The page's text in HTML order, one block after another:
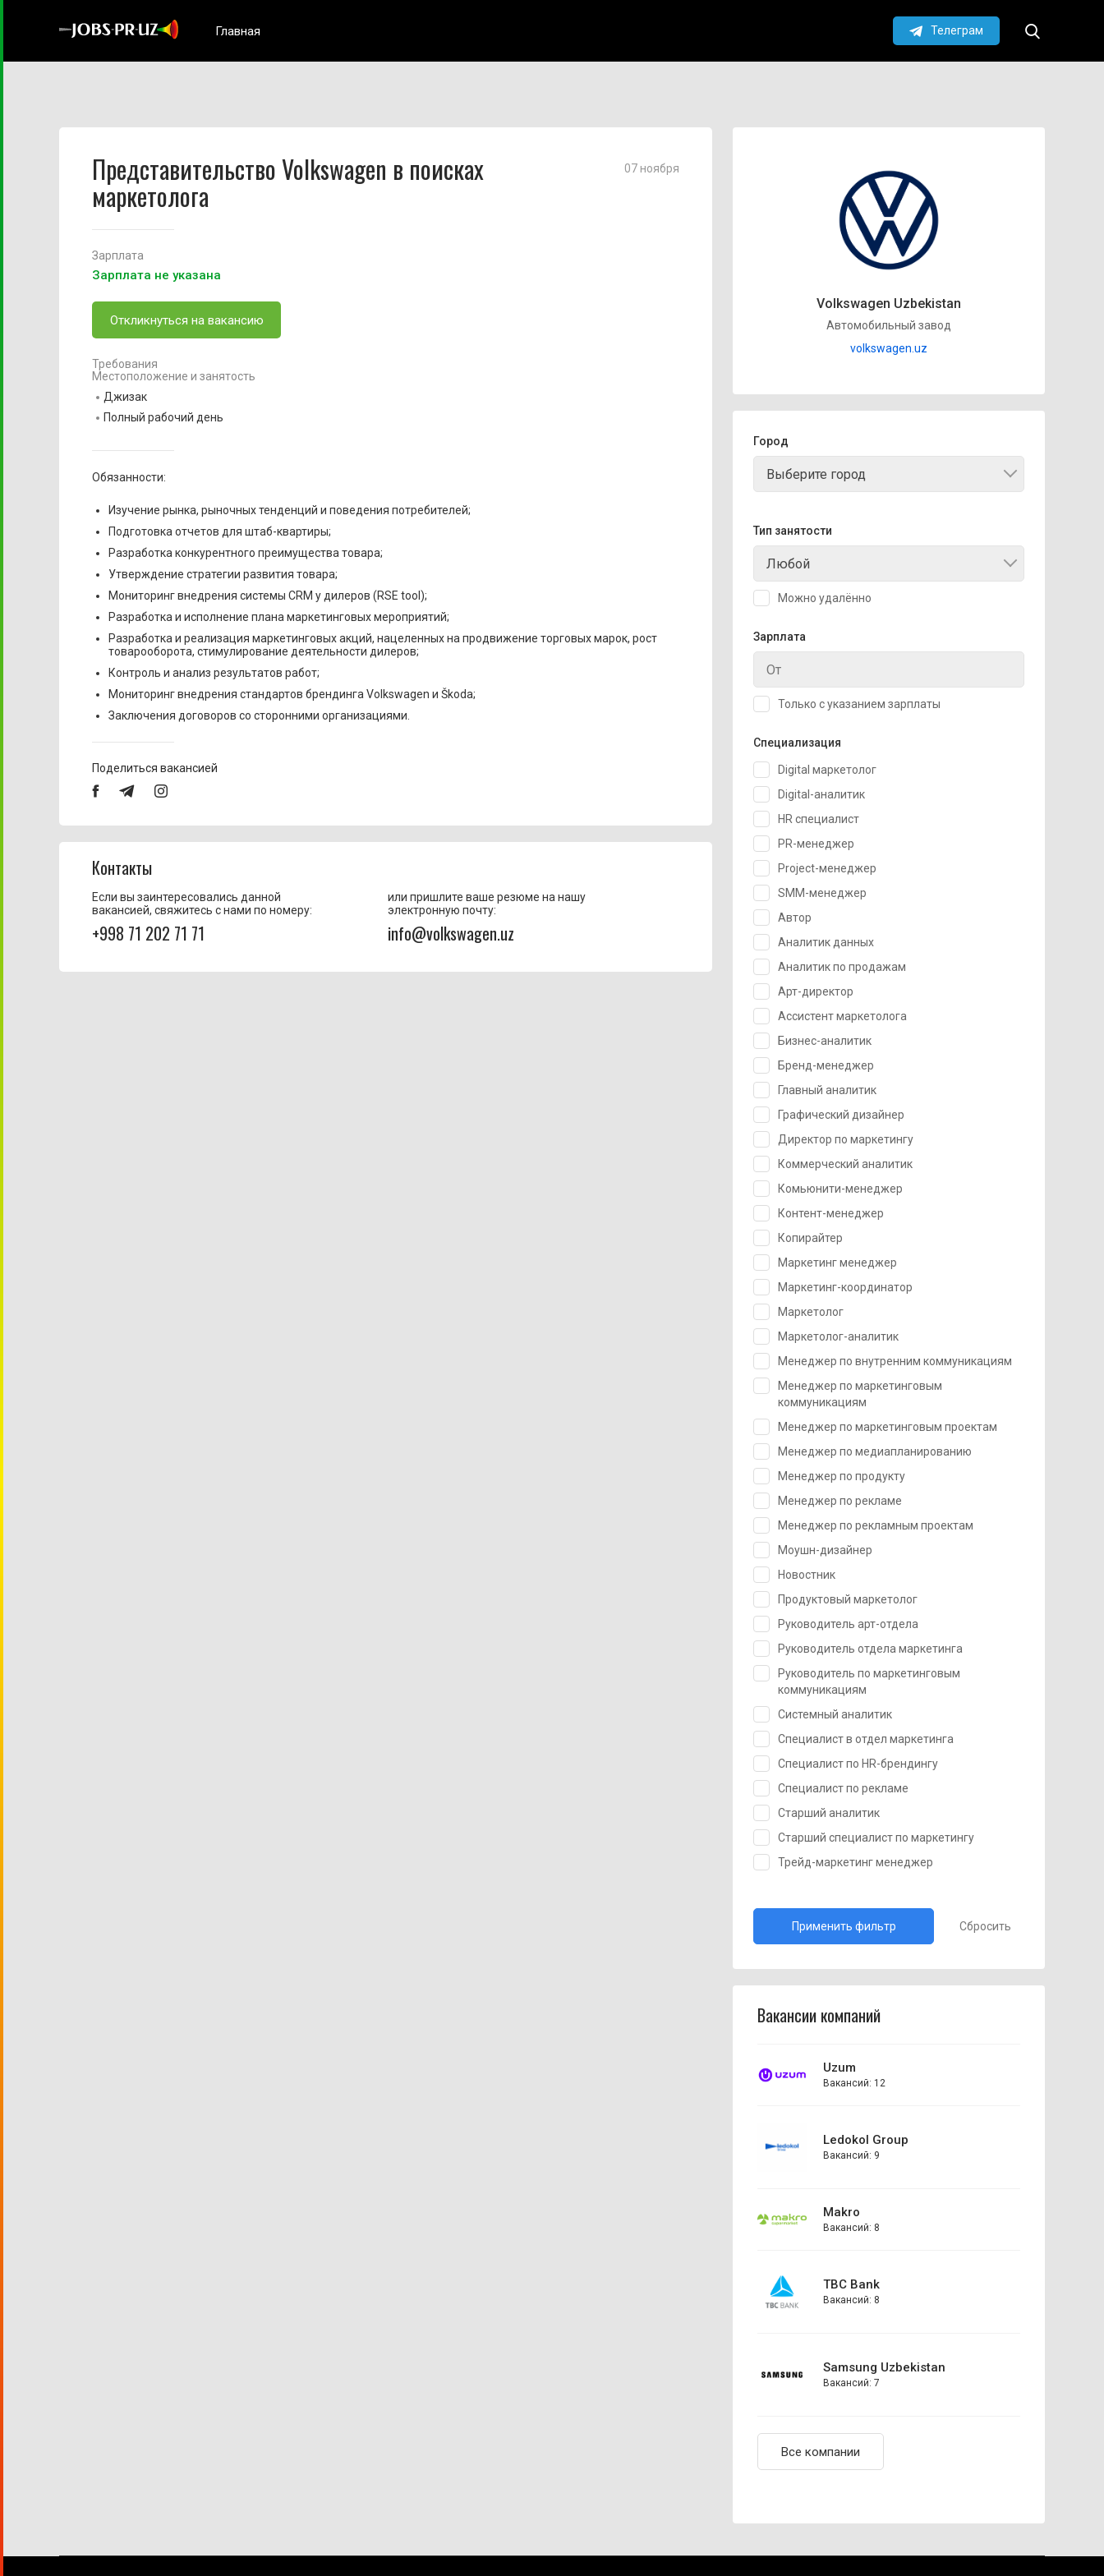
Главная Телеграм
Представительство Volkswagen в поисках
маркетолога
07 ноября
Зарплата
Зарплата не указана
Откликнуться на вакансию
Требования
Местоположение и занятость
Джизак
Полный рабочий день
Обязанности:
Изучение рынка, рыночных тенденций и поведения потребителей;
Подготовка отчетов для штаб-квартиры;
Разработка конкурентного преимущества товара;
Утверждение стратегии развития товара;
Мониторинг внедрения системы CRM у дилеров (RSE tool);
Разработка и исполнение плана маркетинговых мероприятий;
Разработка и реализация маркетинговых акций, нацеленных на продвижение торговых марок, рост
товарооборота, стимулирование деятельности дилеров;
Контроль и анализ результатов работ;
Мониторинг внедрения стандартов брендинга Volkswagen и Škoda;
Заключения договоров со сторонними организациями.
Поделиться вакансией
Контакты
Если вы заинтересовались данной
вакансией, свяжитесь с нами по номеру:
+998 71 202 71 71
или пришлите ваше резюме на нашу
электронную почту:
info@volkswagen.uz
Volkswagen Uzbekistan
Автомобильный завод
volkswagen.uz
Город
Выберите город
Тип занятости
Любой
Можно удалённо
Зарплата
Только с указанием зарплаты
Специализация
Digital маркетолог
Digital-аналитик
HR специалист
PR-менеджер
Project-менеджер
SMM-менеджер
Автор
Аналитик данных
Аналитик по продажам
Арт-директор
Ассистент маркетолога
Бизнес-аналитик
Бренд-менеджер
Главный аналитик
Графический дизайнер
Директор по маркетингу
Коммерческий аналитик
Комьюнити-менеджер
Контент-менеджер
Копирайтер
Маркетинг менеджер
Маркетинг-координатор
Маркетолог
Маркетолог-аналитик
Менеджер по внутренним коммуникациям
Менеджер по маркетинговым
коммуникациям
Менеджер по маркетинговым проектам
Менеджер по медиапланированию
Менеджер по продукту
Менеджер по рекламе
Менеджер по рекламным проектам
Моушн-дизайнер
Новостник
Продуктовый маркетолог
Руководитель арт-отдела
Руководитель отдела маркетинга
Руководитель по маркетинговым
коммуникациям
Системный аналитик
Специалист в отдел маркетинга
Специалист по HR-брендингу
Специалист по рекламе
Старший аналитик
Старший специалист по маркетингу
Трейд-маркетинг менеджер
Сбросить
Вакансии компаний
Uzum
Вакансий: 12
Ledokol Group
Вакансий: 9
Makro
Вакансий: 8
TBC Bank
Вакансий: 8
Samsung Uzbekistan
Вакансий: 7
Все компании